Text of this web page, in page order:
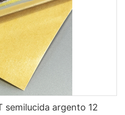
semilucida argento 12